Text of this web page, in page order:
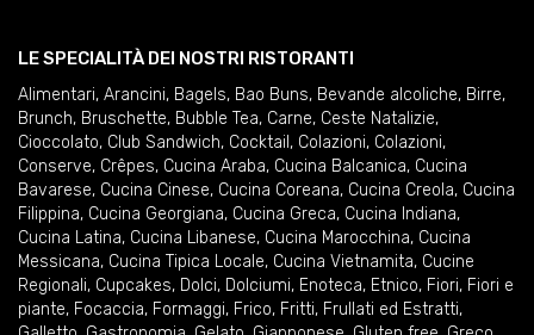
LE SPECIALITÀ DEI NOSTRI RISTORANTI
Alimentari, Arancini, Bagels, Bao Buns, Bevande alcoliche, Birre,
Brunch, Bruschette, Bubble Tea, Carne, Ceste Natalizie,
Cioccolato, Club Sandwich, Cocktail , Colazioni, Colazioni,
Conserve, Crêpes, Cucina Araba, Cucina Balcanica, Cucina
Bavarese, Cucina Cinese, Cucina Coreana, Cucina Creola, Cucina
Filippina, Cucina Georgiana, Cucina Greca, Cucina Indiana,
Cucina Latina, Cucina Libanese, Cucina Marocchina, Cucina
Messicana, Cucina Tipica Locale, Cucina Vietnamita, Cucine
Regionali, Cupcakes, Dolci, Dolciumi, Enoteca, Etnico, Fiori, Fiori e
piante, Focaccia, Formaggi, Frico, Fritti, Frullati ed Estratti,